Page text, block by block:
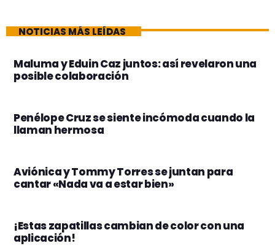
NOTICIAS MÁS LEÍDAS
Maluma y Eduin Caz juntos: así revelaron una
posible colaboración
Penélope Cruz se siente incómoda cuando la
llaman hermosa
Aviónica y Tommy Torres se juntan para
cantar «Nada va a estar bien»
¡Estas zapatillas cambian de color con una
aplicación!